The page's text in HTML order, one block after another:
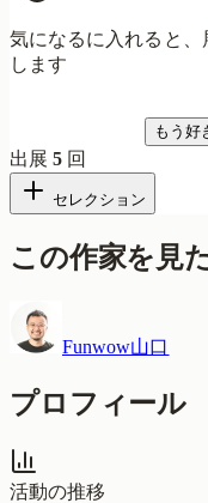
気になるに入れると
します
もう好
出展5 回
セレクション
この作家を見
Funwow山口
プロフィール
活動の推移